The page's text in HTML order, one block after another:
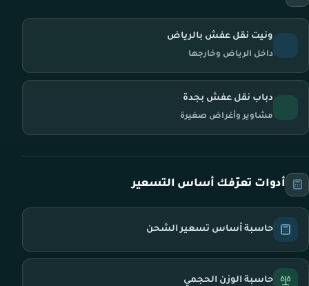
ونيت نقل عفش بالرياض
داخل الرياض وخارجها
دباب نقل عفش بجدة
مشاوير وأغراض صغيرة
أدوات تعرّفك أساس التسعير
حاسبة أساس تسعير الشحن
حاسبة الوزن الحجمي